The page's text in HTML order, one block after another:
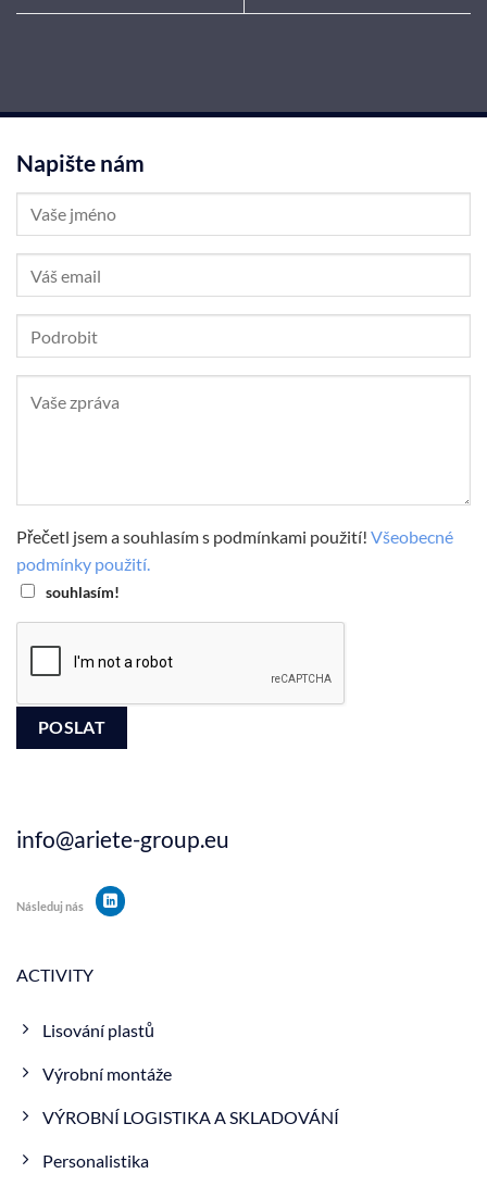
ACTIVITY
Lisování plastů
Výrobní montáže
VÝROBNÍ LOGISTIKA A SKLADOVÁNÍ
Personalistika
Napište nám
Přečetl jsem a souhlasím s podmínkami použití! Všeobecné
podmínky použití.
souhlasím!
info@ariete-group.eu
Následuj nás